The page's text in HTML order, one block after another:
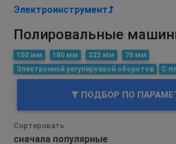
Электроинструмент
Полировальные
150 мм 180 мм 225 мм
76 мм
Электронной регулировкой оборотов
С
ПОДБОР ПО
Сортировать